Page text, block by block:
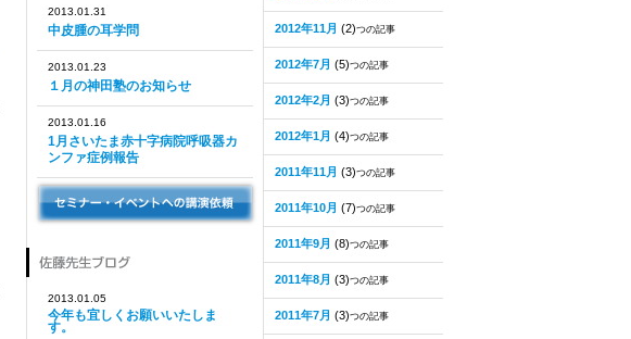
2013.01.31
中皮腫の耳学問
2013.01.23
１月の神田塾のお知らせ
2013.01.16
1月さいたま赤十字病院呼吸器カ
ンファ症例報告
2013.01.05
今年も宜しくお願いいたしま
す。
2012年11月 (2)つの記事
2012年7月 (5)つの記事
2012年2月 (3)つの記事
2012年1月 (4)つの記事
2011年11月 (3)つの記事
2011年10月 (7)つの記事
2011年9月 (8)つの記事
2011年8月 (3)つの記事
2011年7月 (3)つの記事